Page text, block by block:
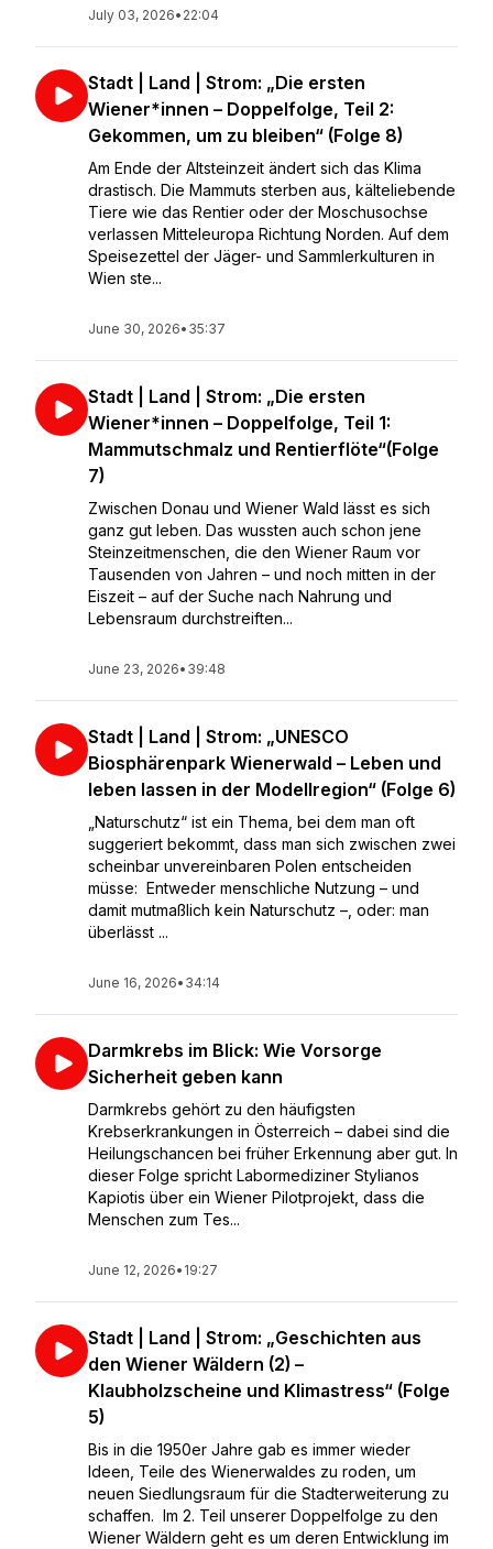
July 03, 2026• 22:04
Stadt | Land | Strom: „Die ersten
Wiener*innen – Doppelfolge, Teil 2:
Gekommen, um zu bleiben“ (Folge 8)
Am Ende der Altsteinzeit ändert sich das Klima
drastisch. Die Mammuts sterben aus, kälteliebende
Tiere wie das Rentier oder der Moschusochse
verlassen Mitteleuropa Richtung Norden. Auf dem
Speisezettel der Jäger- und Sammlerkulturen in
Wien ste...
June 30, 2026• 35:37
Stadt | Land | Strom: „Die ersten
Wiener*innen – Doppelfolge, Teil 1:
Mammutschmalz und Rentierflöte“(Folge
7)
Zwischen Donau und Wiener Wald lässt es sich
ganz gut leben. Das wussten auch schon jene
Steinzeitmenschen, die den Wiener Raum vor
Tausenden von Jahren – und noch mitten in der
Eiszeit – auf der Suche nach Nahrung und
Lebensraum durchstreiften...
June 23, 2026• 39:48
Stadt | Land | Strom: „UNESCO
Biosphärenpark Wienerwald – Leben und
leben lassen in der Modellregion“ (Folge 6)
„Naturschutz“ ist ein Thema, bei dem man oft
suggeriert bekommt, dass man sich zwischen zwei
scheinbar unvereinbaren Polen entscheiden
müsse: Entweder menschliche Nutzung – und
damit mutmaßlich kein Naturschutz –, oder: man
überlässt ...
June 16, 2026• 34:14
Darmkrebs im Blick: Wie Vorsorge
Sicherheit geben kann
Darmkrebs gehört zu den häufigsten
Krebserkrankungen in Österreich – dabei sind die
Heilungschancen bei früher Erkennung aber gut. In
dieser Folge spricht Labormediziner Stylianos
Kapiotis über ein Wiener Pilotprojekt, dass die
Menschen zum Tes...
June 12, 2026• 19:27
Stadt | Land | Strom: „Geschichten aus
den Wiener Wäldern (2) –
Klaubholzscheine und Klimastress“ (Folge
5)
Bis in die 1950er Jahre gab es immer wieder
Ideen, Teile des Wienerwaldes zu roden, um
neuen Siedlungsraum für die Stadterweiterung zu
schaffen. Im 2. Teil unserer Doppelfolge zu den
Wiener Wäldern geht es um deren Entwicklung im